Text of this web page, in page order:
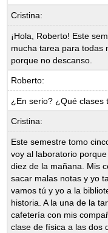
Cristina:
¡Hola, Roberto! Este
mucha tarea para todas
porque no descanso.
Roberto:
¿En serio? ¿Qué clases
Cristina:
Este semestre tomo
voy al laboratorio
diez de la mañana. Mis
sacar malas notas y yo
vamos tú y yo a la
historia. A la una de la
cafetería con mis
clase de física a las dos